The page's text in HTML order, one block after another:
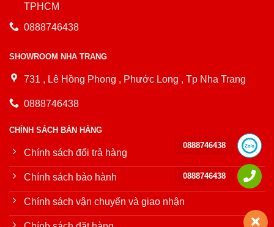
TPHCM
0888746438
SHOWROOM NHA TRANG
731 , Lê Hồng Phong , Phước Long , Tp Nha Trang
0888746438
CHÍNH SÁCH BÁN HÀNG
Chính sách đổi trả hàng
Chính sách bảo hành
Chính sách vận chuyển và giao nhận
0888746438
0888746438